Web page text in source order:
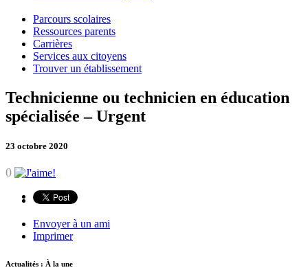
Parcours scolaires
Ressources parents
Carrières
Services aux citoyens
Trouver un établissement
Technicienne ou technicien en éducation
spécialisée – Urgent
23 octobre 2020
0
Envoyer à un ami
Imprimer
Actualités : À la une